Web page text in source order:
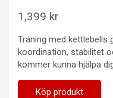
1,399 kr
Träning med kettlebells
koordination, stabilitet
kommer kunna hjälpa
Köp produkt